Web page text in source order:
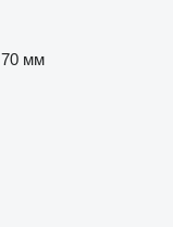
70 мм